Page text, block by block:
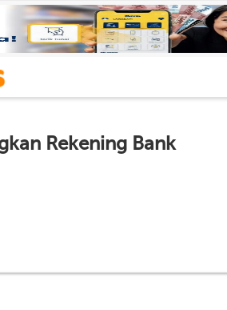
Rekening Bank